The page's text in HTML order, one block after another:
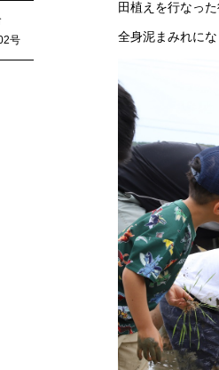
田植えを行なっ
全身泥まみれに
号